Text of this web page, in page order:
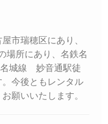
市瑞穂区にあり、
場所にあり、名鉄名
城線 妙音通駅徒
今後ともレンタル
願いいたします。